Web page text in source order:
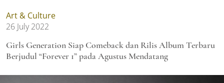
Art & Culture
26 July 2022
Girls Generation Siap Comeback dan Rilis Album Terbaru
Berjudul “Forever 1” pada Agustus Mendatang